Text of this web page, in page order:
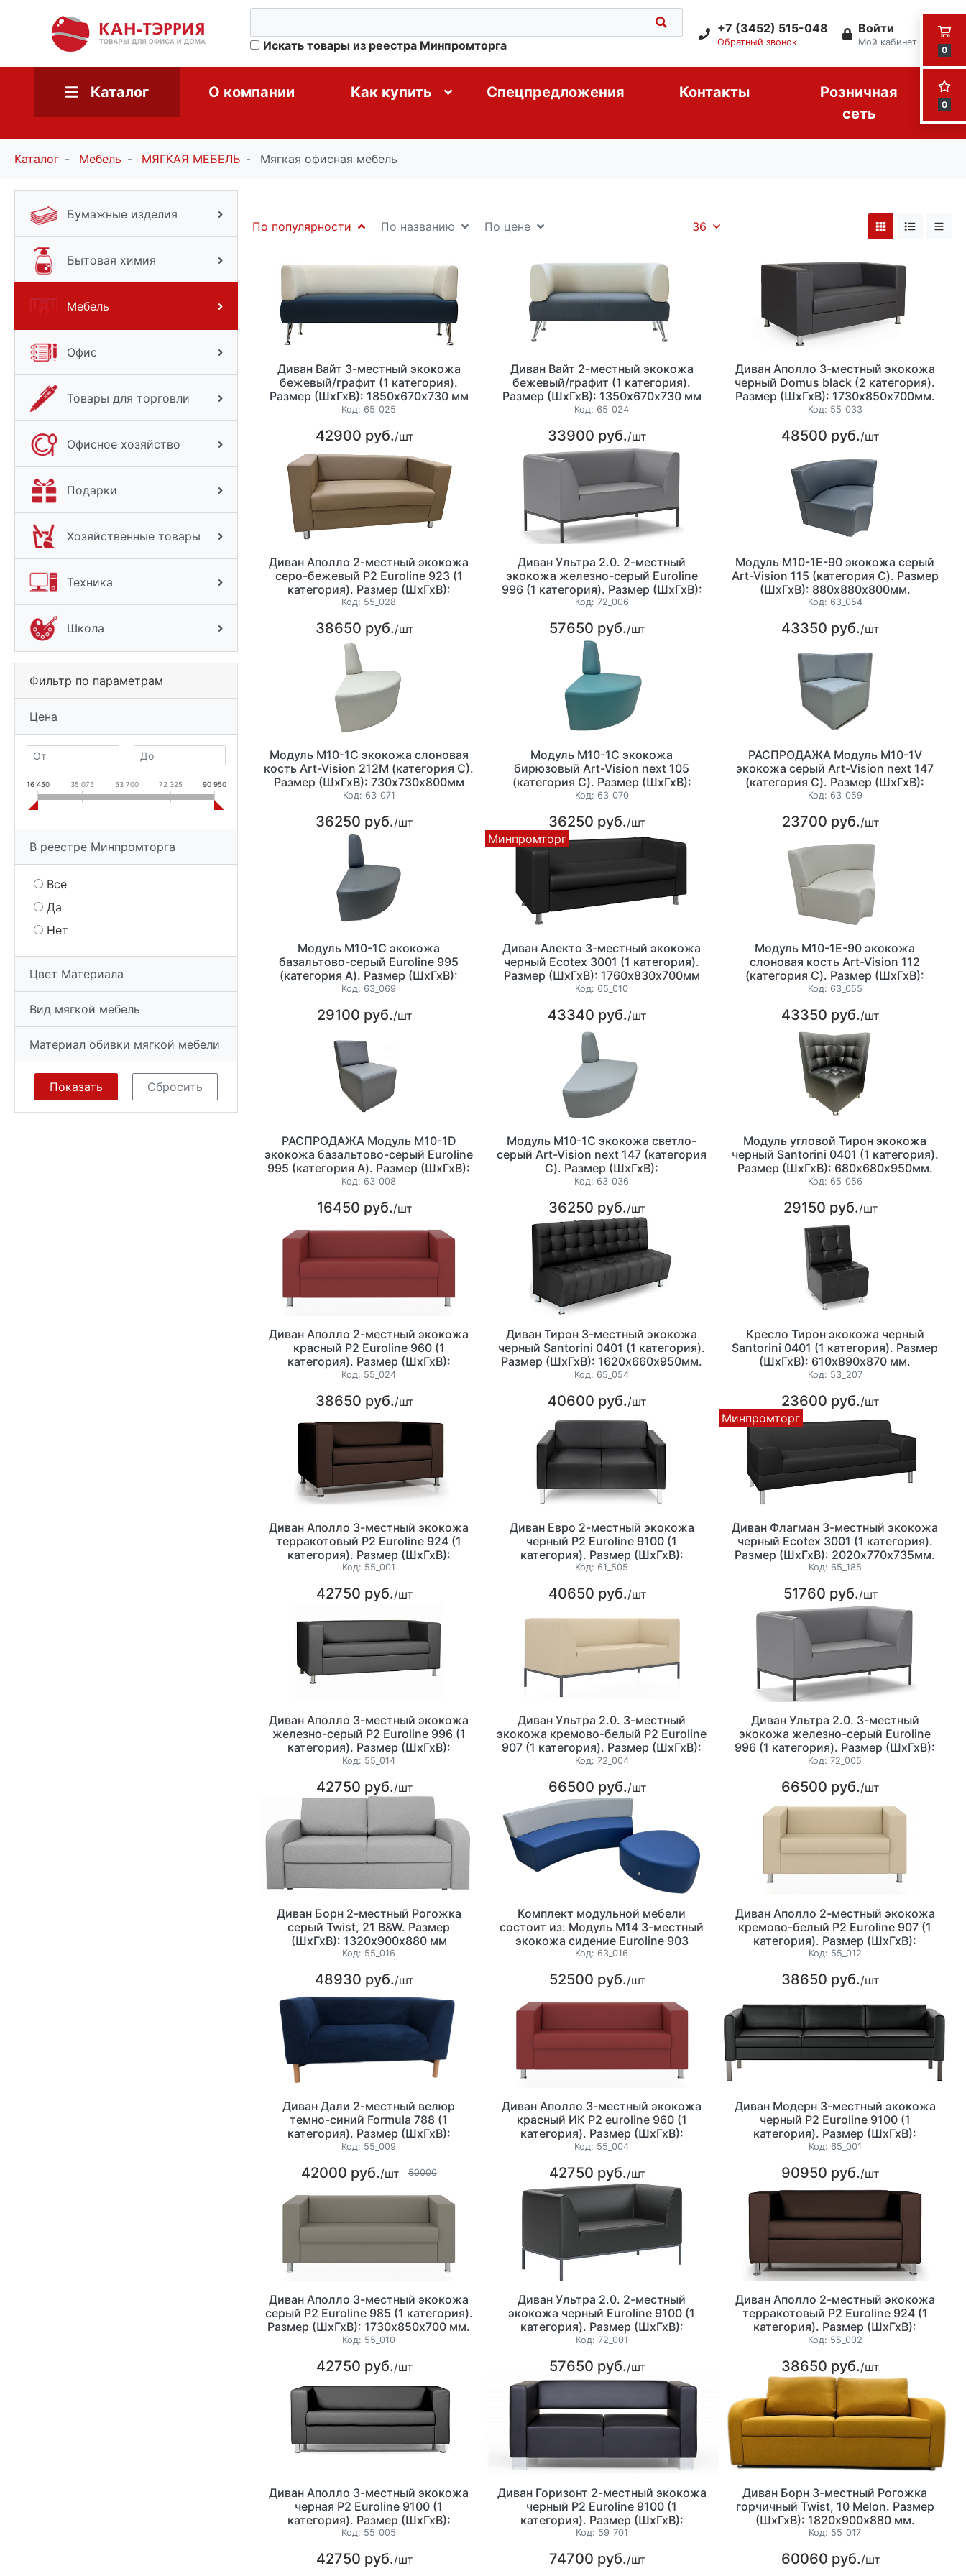
0
0
Искать товары из реестра Минпромторга
+7 (3452) 515-048
Обратный звонок
Войти
Мой кабинет
Каталог О компании Как купить Спецпредложения Контакты
Розничная
сеть
Каталог Мебель МЯГКАЯ МЕБЕЛЬ Мягкая офисная мебель
Бумажные изделия
Бытовая химия
Мебель
Офис
Товары для торговли
Офисное хозяйство
Подарки
Хозяйственные товары
Техника
Школа
Фильтр по параметрам
Цена
16 450 35 075 53 700 72 325 90 950
В реестре Минпромторга
Все
Да
Нет
Цвет Материала
Вид мягкой мебель
Материал обивки мягкой мебели
По популярности По названию По цене 36
Диван Вайт 3-местный экокожа
бежевый/графит (1 категория).
Размер (ШхГхВ): 1850х670х730 мм
Код: 65_025
42900 руб./шт
Диван Вайт 2-местный экокожа
бежевый/графит (1 категория).
Размер (ШхГхВ): 1350х670х730 мм
Код: 65_024
33900 руб./шт
Диван Аполло 3-местный экокожа
черный Domus black (2 категория).
Размер (ШхГхВ): 1730х850х700мм.
Код: 55_033
48500 руб./шт
Диван Аполло 2-местный экокожа
серо-бежевый P2 Euroline 923 (1
категория). Размер (ШхГхВ):
1460х850х700 мм.
Код: 55_028
38650 руб./шт
Диван Ультра 2.0. 2-местный
экокожа железно-серый Euroline
996 (1 категория). Размер (ШхГхВ):
1420х720х750мм.
Код: 72_006
57650 руб./шт
Модуль М10-1E-90 экокожа серый
Art-Vision 115 (категория С). Размер
(ШхГхВ): 880х880х800мм.
Код: 63_054
43350 руб./шт
Модуль М10-1С экокожа слоновая
кость Art-Vision 212М (категория С).
Размер (ШхГхВ): 730х730х800мм
Код: 63_071
36250 руб./шт
Модуль М10-1С экокожа
бирюзовый Art-Vision next 105
(категория С). Размер (ШхГхВ):
730х730х800мм.
Код: 63_070
36250 руб./шт
РАСПРОДАЖА Модуль М10-1V
экокожа серый Art-Vision next 147
(категория С). Размер (ШхГхВ):
720х720х800мм.
Код: 63_059
23700 руб./шт
Модуль М10-1С экокожа
базальтово-серый Euroline 995
(категория А). Размер (ШхГхВ):
730х730х800мм.
Код: 63_069
29100 руб./шт
Минпромторг
Диван Алекто 3-местный экокожа
черный Ecotex 3001 (1 категория).
Размер (ШхГхВ): 1760х830х700мм
Код: 65_010
43340 руб./шт
Модуль М10-1E-90 экокожа
слоновая кость Art-Vision 112
(категория С). Размер (ШхГхВ):
880х880х800мм.
Код: 63_055
43350 руб./шт
РАСПРОДАЖА Модуль М10-1D
экокожа базальтово-серый Euroline
995 (категория А). Размер (ШхГхВ):
530х720х800мм.
Код: 63_008
16450 руб./шт
Модуль М10-1С экокожа светло-
серый Art-Vision next 147 (категория
С). Размер (ШхГхВ):
730х730х800мм.
Код: 63_036
36250 руб./шт
Модуль угловой Тирон экокожа
черный Santorini 0401 (1 категория).
Размер (ШхГхВ): 680х680х950мм.
Код: 65_056
29150 руб./шт
Диван Аполло 2-местный экокожа
красный P2 Euroline 960 (1
категория). Размер (ШхГхВ):
1460х850х700 мм. ЗАКАЗНАЯ
Код: 55_024
38650 руб./шт
Диван Тирон 3-местный экокожа
черный Santorini 0401 (1 категория).
Размер (ШхГхВ): 1620х660х950мм.
Код: 65_054
40600 руб./шт
Кресло Тирон экокожа черный
Santorini 0401 (1 категория). Размер
(ШхГхВ): 610х890х870 мм.
Код: 53_207
23600 руб./шт
Диван Аполло 3-местный экокожа
терракотовый P2 Euroline 924 (1
категория). Размер (ШхГхВ):
1730х850х700мм.
Код: 55_001
42750 руб./шт
Диван Евро 2-местный экокожа
черный P2 Euroline 9100 (1
категория). Размер (ШхГхВ):
1220х770х700 мм.
Код: 61_505
40650 руб./шт
Минпромторг
Диван Флагман 3-местный экокожа
черный Ecotex 3001 (1 категория).
Размер (ШхГхВ): 2020х770х735мм.
ЗАКАЗНАЯ ПОЗИЦИЯ
Код: 65_185
51760 руб./шт
Диван Аполло 3-местный экокожа
железно-серый P2 Euroline 996 (1
категория). Размер (ШхГхВ):
1730х850х700 мм.
Код: 55_014
42750 руб./шт
Диван Ультра 2.0. 3-местный
экокожа кремово-белый P2 Euroline
907 (1 категория). Размер (ШхГхВ):
1820х720х750мм.
Код: 72_004
66500 руб./шт
Диван Ультра 2.0. 3-местный
экокожа железно-серый Euroline
996 (1 категория). Размер (ШхГхВ):
1820х720х750мм.
Код:72_005
66500 руб./шт
Диван Борн 2-местный Рогожка
серый Twist, 21 B&W. Размер
(ШхГхВ): 1320х900х880 мм
Код: 55_016
48930 руб./шт
Комплект модульной мебели
состоит из: Модуль М14 3-местный
экокожа сидение Euroline 903
синий/спинка 985 серый (1
(ШхГхВ) + Пуф М12 экокожа Р2
920х920х400мм (ШхГхВ)
Код: 63_016
52500 руб./шт
Диван Аполло 2-местный экокожа
кремово-белый P2 Euroline 907 (1
категория). Размер (ШхГхВ):
1460х850х700 мм.
Код: 55_012
38650 руб./шт
Диван Дали 2-местный велюр
темно-синий Formula 788 (1
категория). Размер (ШхГхВ):
1490х750х755 мм.
Код: 55_009
42000 руб./шт 50000
Диван Аполло 3-местный экокожа
красный ИК Р2 euroline 960 (1
категория). Размер (ШхГхВ):
1730х850х700 мм.
Код: 55_004
42750 руб./шт
Диван Модерн 3-местный экокожа
черный P2 Euroline 9100 (1
категория). Размер (ШхГхВ):
2185х800х720мм
Код: 65_001
90950 руб./шт
Диван Аполло 3-местный экокожа
серый P2 Euroline 985 (1 категория).
Размер (ШхГхВ): 1730х850х700 мм.
Код: 55_010
42750 руб./шт
Диван Ультра 2.0. 2-местный
экокожа черный Euroline 9100 (1
категория). Размер (ШхГхВ):
1420х720х750мм.
Код: 72_001
57650 руб./шт
Диван Аполло 2-местный экокожа
терракотовый P2 Euroline 924 (1
категория). Размер (ШхГхВ):
1460х850х700 мм.
Код: 55_002
38650 руб./шт
Диван Аполло 3-местный экокожа
черная P2 Euroline 9100 (1
категория). Размер (ШхГхВ):
1730х850х700 мм.
Код: 55_005
42750 руб./шт
Диван Горизонт 2-местный экокожа
черный P2 Euroline 9100 (1
категория). Размер (ШхГхВ):
1600x900x730 мм.
Код: 59_701
74700 руб./шт
Диван Борн 3-местный Рогожка
горчичный Twist, 10 Melon. Размер
(ШхГхВ): 1820х900х880 мм.
Код: 55_017
60060 руб./шт